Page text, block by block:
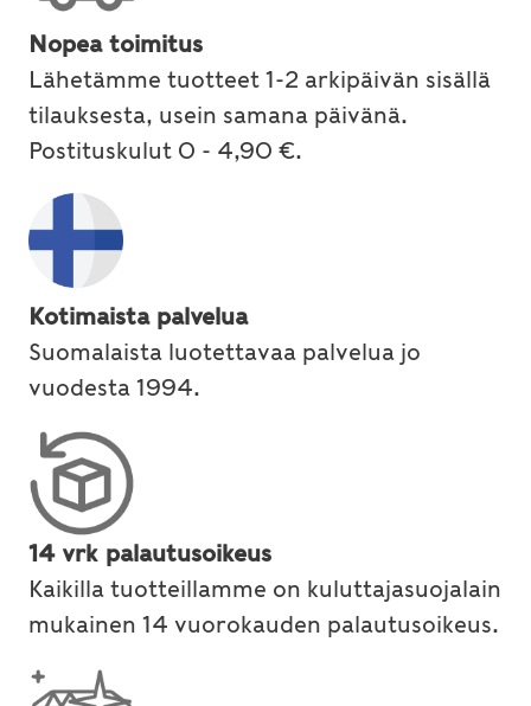
Nopea toimitus
Lähetämme tuotteet 1-2 arkipäivän sisällä
tilauksesta, usein samana päivänä.
Postituskulut 0 - 4,90 €.
Kotimaista palvelua
Suomalaista luotettavaa palvelua jo
vuodesta 1994.
14 vrk palautusoikeus
Kaikilla tuotteillamme on kuluttajasuojalain
mukainen 14 vuorokauden palautusoikeus.